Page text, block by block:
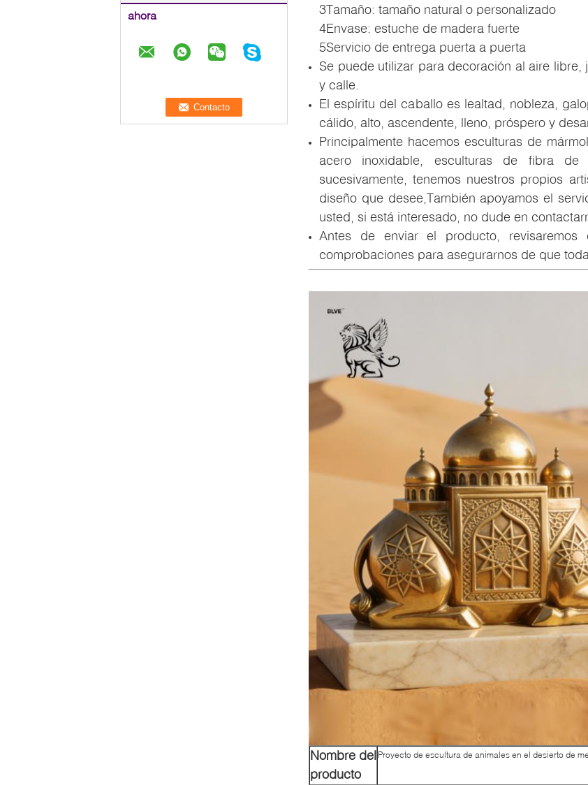
ahora
3Tamaño: tamaño natural o personalizado
4Envase: estuche de madera fuerte
5Servicio de entrega puerta a puerta
Se puede utilizar para decoración al aire
y calle.
El espíritu del caballo es lealtad, nobleza,
cálido, alto, ascendente, lleno, próspero y
Principalmente hacemos esculturas de
acero inoxidable, esculturas de fibra
sucesivamente, tenemos nuestros propios
diseño que desee,También apoyamos el
usted, si está interesado, no dude en
Antes de enviar el producto, revisaremos
comprobaciones para asegurarnos de que
Nombre del
producto
Proyecto de escultura de animales en el desierto de